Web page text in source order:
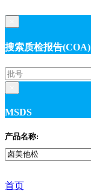
搜索质检报告(COA)
MSDS
产品名称:
首页